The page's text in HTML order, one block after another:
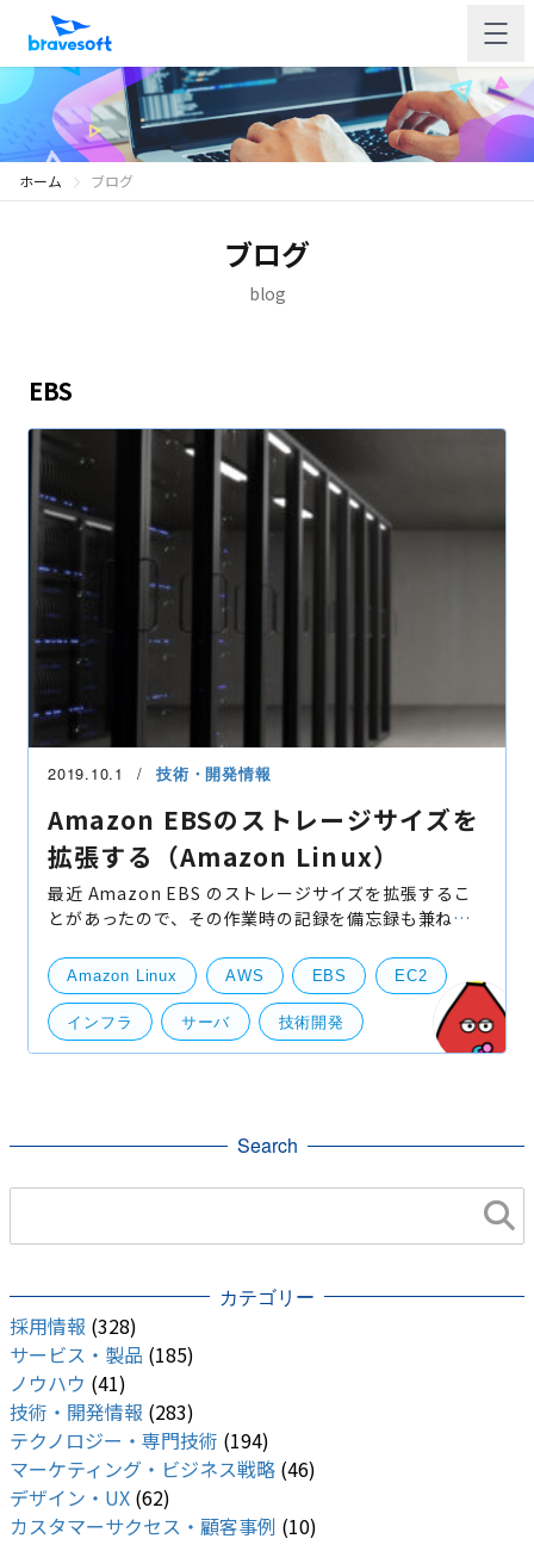
ホーム ブログ
ブログ
blog
EBS
2019.10.1 技術・開発情報
Amazon EBSのストレージサイズを
拡張する（Amazon Linux）
最近 Amazon EBS のストレージサイズを拡張するこ
とがあったので、その作業時の記録を備忘録も兼ねて
サイズを変更する際はインスタンスを停止させて、ボ
リュー
Amazon Linux AWS EBS EC2
インフラ サーバ 技術開発
Search
カテゴリー
採用情報 (328)
サービス・製品 (185)
ノウハウ (41)
技術・開発情報 (283)
テクノロジー・専門技術 (194)
マーケティング・ビジネス戦略 (46)
デザイン・UX (62)
カスタマーサクセス・顧客事例 (10)